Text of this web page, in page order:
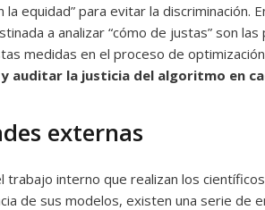
la equidad” para evitar la discriminación.
a analizar “cómo de justas” son
medidas en el proceso de
auditar la justicia del algoritmo en
externas
trabajo interno que realizan los
de sus modelos, existen una serie de